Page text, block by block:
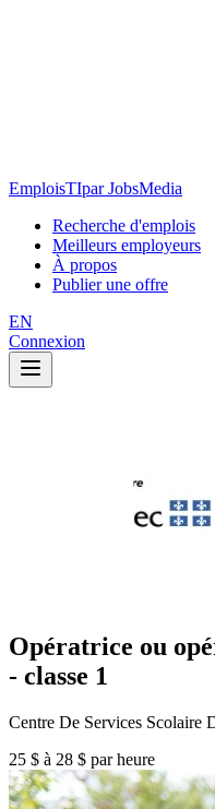
EmploisTIpar JobsMedia
Recherche d'emplois
Meilleurs employeurs
À propos
Publier une offre
EN
Connexion
Opératrice ou
- classe 1
Centre De Services Scolaire
25 $ à 28 $ par heure